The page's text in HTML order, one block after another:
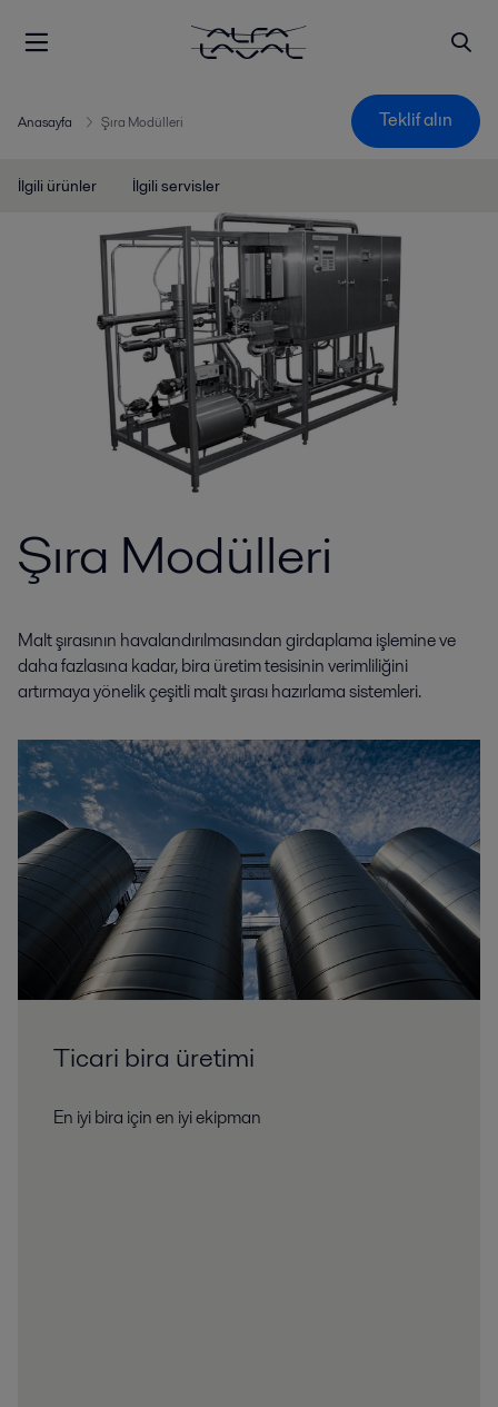
Anasayfa Şıra Modülleri Teklif alın
İlgili ürünler İlgili servisler
Şıra Modülleri
Malt şırasının havalandırılmasından girdaplama işlemine ve
daha fazlasına kadar, bira üretim tesisinin verimliliğini
artırmaya yönelik çeşitli malt şırası hazırlama sistemleri.
Ticari bira üretimi
En iyi bira için en iyi ekipman